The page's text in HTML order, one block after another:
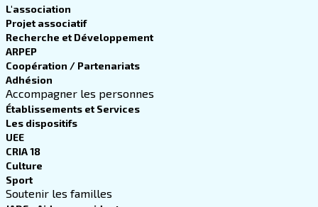
L'association
Projet associatif
Recherche et Développement
ARPEP
Coopération / Partenariats
Adhésion
Accompagner les personnes
Établissements et Services
Les dispositifs
UEE
CRIA 18
Culture
Sport
Soutenir les familles